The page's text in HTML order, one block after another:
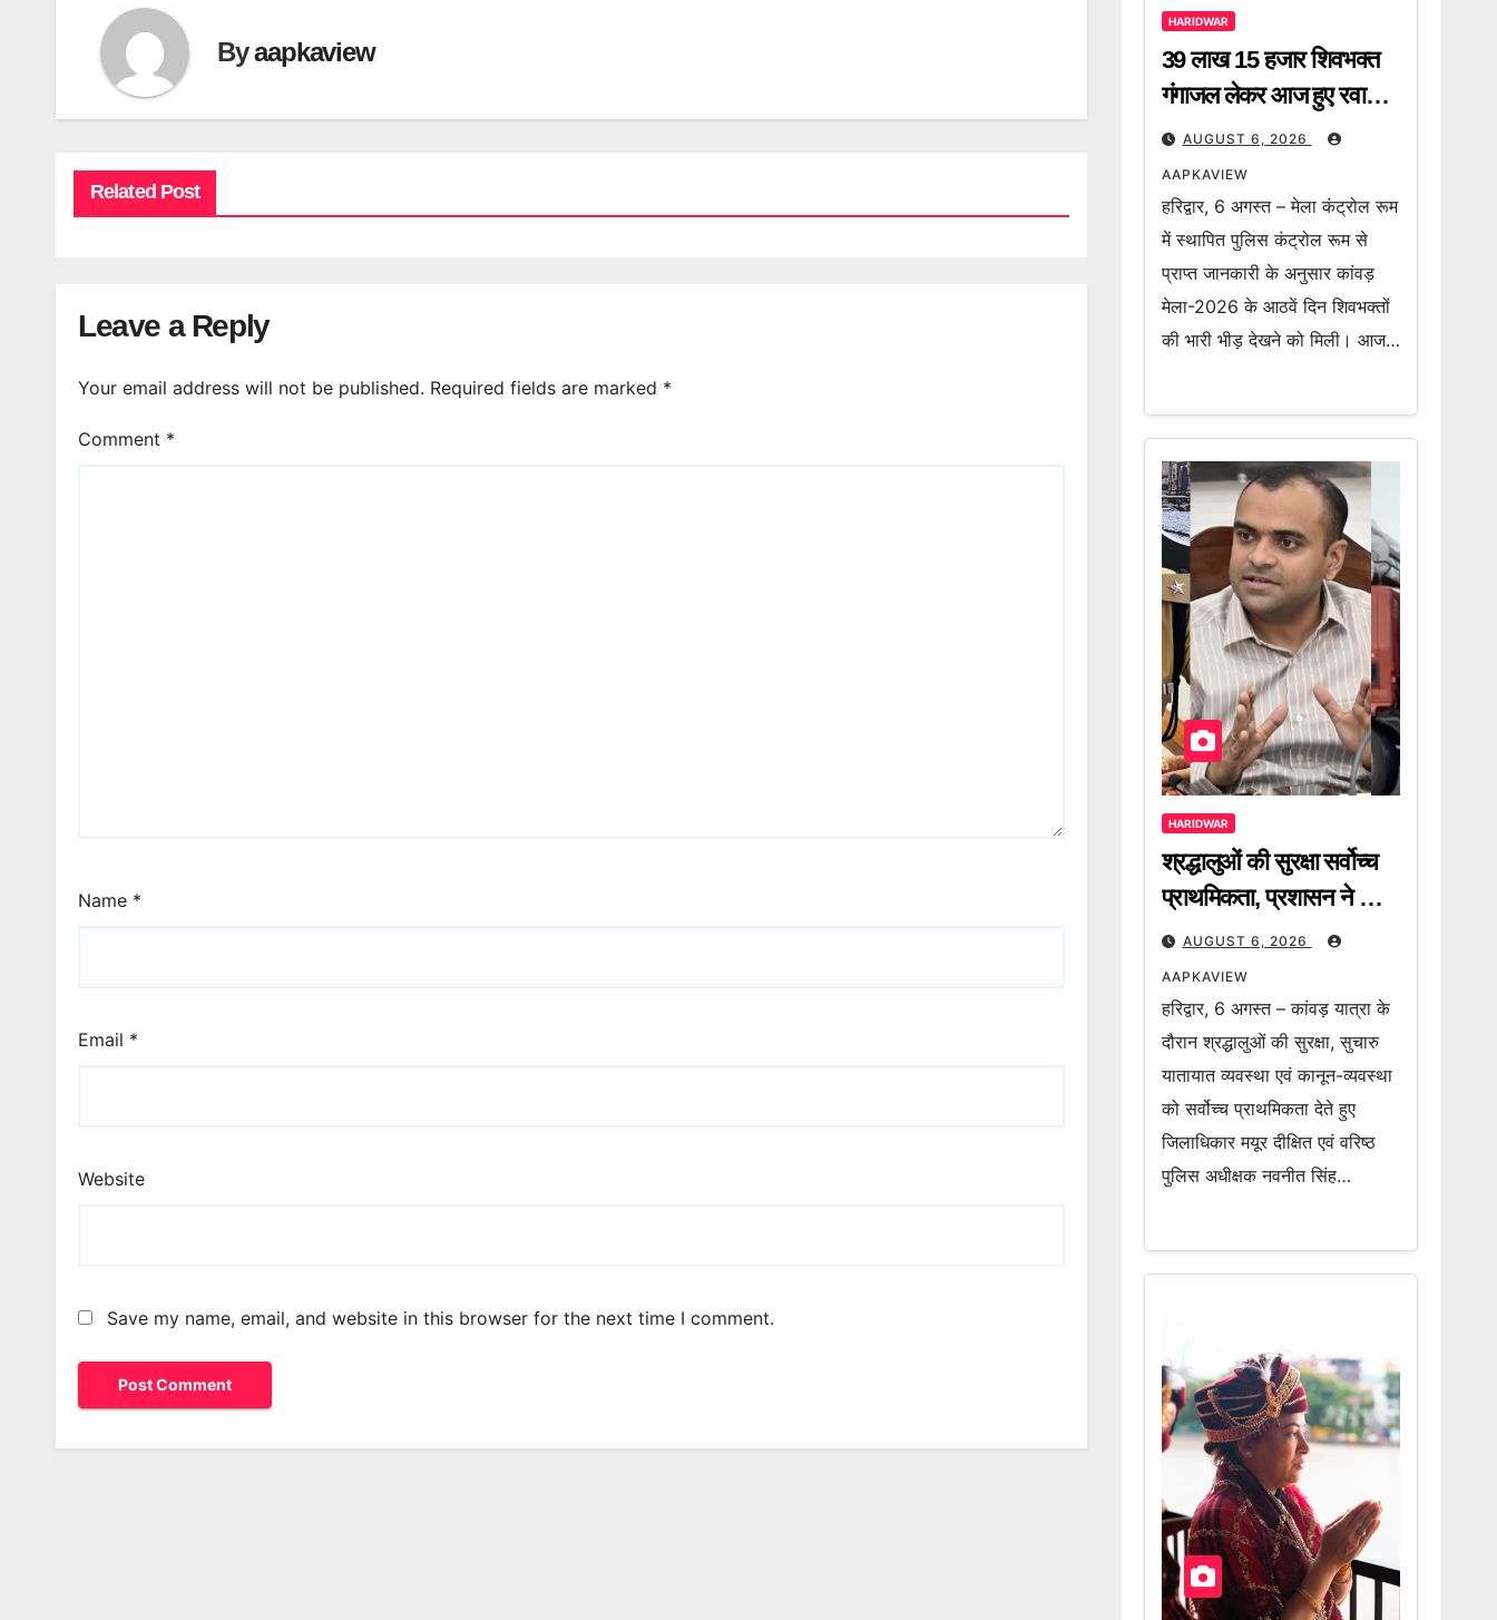
Byaapkaview
Related Post
Leave a Reply
Your email address will not be published. Required fields are marked *
Comment *
Name *
Email *
Website
Save my name, email, and website in this browser for the next time I comment.
HARIDWAR
39 लाख 15 हजार शिवभक्त
गंगाजल लेकर आज हुए रवाना,
अब तक 2 करोड़ 19 लाख 70
हजार शिवभक्त उठा चुके हैं
गंगाजल
AUGUST 6, 2026
AAPKAVIEW
हरिद्वार, 6 अगस्त – मेला कंट्रोल रूम
में स्थापित पुलिस कंट्रोल रूम से
प्राप्त जानकारी के अनुसार कांवड़
मेला-2026 के आठवें दिन शिवभक्तों
की भारी भीड़ देखने को मिली। आज…
HARIDWAR
श्रद्धालुओं की सुरक्षा सर्वोच्च
प्राथमिकता, प्रशासन ने की
कांवड़ियों से गाइडलाइन का
पालन करने की अपील
AUGUST 6, 2026
AAPKAVIEW
हरिद्वार, 6 अगस्त – कांवड़ यात्रा के
दौरान श्रद्धालुओं की सुरक्षा, सुचारु
यातायात व्यवस्था एवं कानून-व्यवस्था
को सर्वोच्च प्राथमिकता देते हुए
जिलाधिकार मयूर दीक्षित एवं वरिष्ठ
पुलिस अधीक्षक नवनीत सिंह…